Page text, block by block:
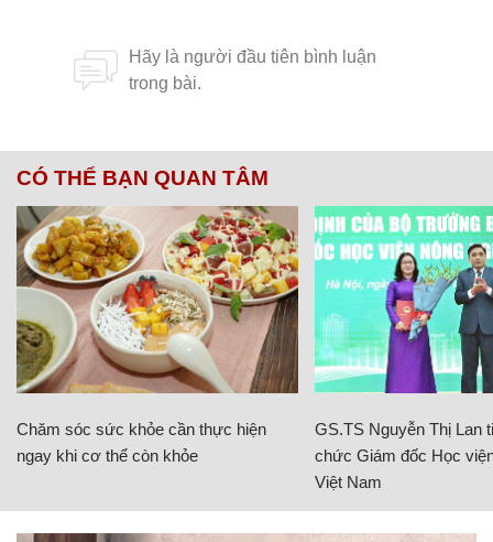
CÓ THỂ BẠN QUAN TÂM
Chăm sóc sức khỏe cần thực hiện
ngay khi cơ thể còn khỏe
GS.TS Nguyễn Thị Lan
chức Giám đốc Học
Việt Nam